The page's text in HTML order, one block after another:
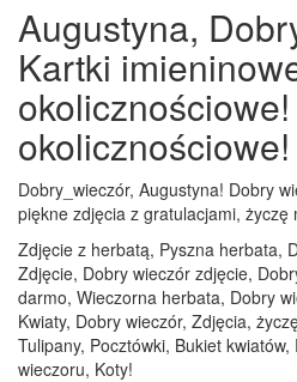
Augustyna,
Kartki
okolicznościowe!
Dobry_wieczór, Augustyna! Dobry
piękne zdjęcia z gratulacjami, życzę
Zdjęcie z herbatą, Pyszna herbata,
Zdjęcie, Dobry wieczór zdjęcie,
darmo, Wieczorna herbata, Dobry
Kwiaty, Dobry wieczór, Zdjęcia,
Tulipany, Pocztówki, Bukiet
wieczoru, Koty!